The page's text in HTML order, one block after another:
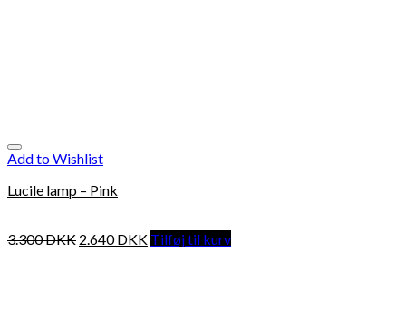
Add to Wishlist
Lucile lamp – Pink
3.300DKK 2.640DKK Tilføj til kurv